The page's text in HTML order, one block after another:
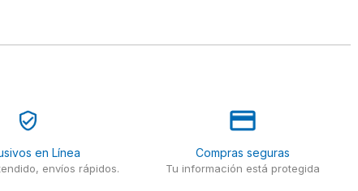
en Línea
envíos rápidos.
Compras seguras
Tu información está protegida